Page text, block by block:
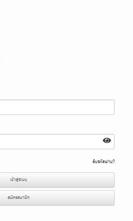
ลืมรหัสผ่าน?
เข้าสู่ระบบ
สมัครสมาชิก